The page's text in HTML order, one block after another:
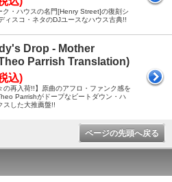
ク・ハウスの名門[Henry Street]の復刻シ
ィスコ・ネタのDJユースなハウス古典!!
Drop - Mother
Parrish Translation)
込)
の再入荷!!】原曲のアフロ・ファンク感を
Parrishがドープなビートダウン・ハ
スした大推薦盤!!
ページの先頭へ戻る